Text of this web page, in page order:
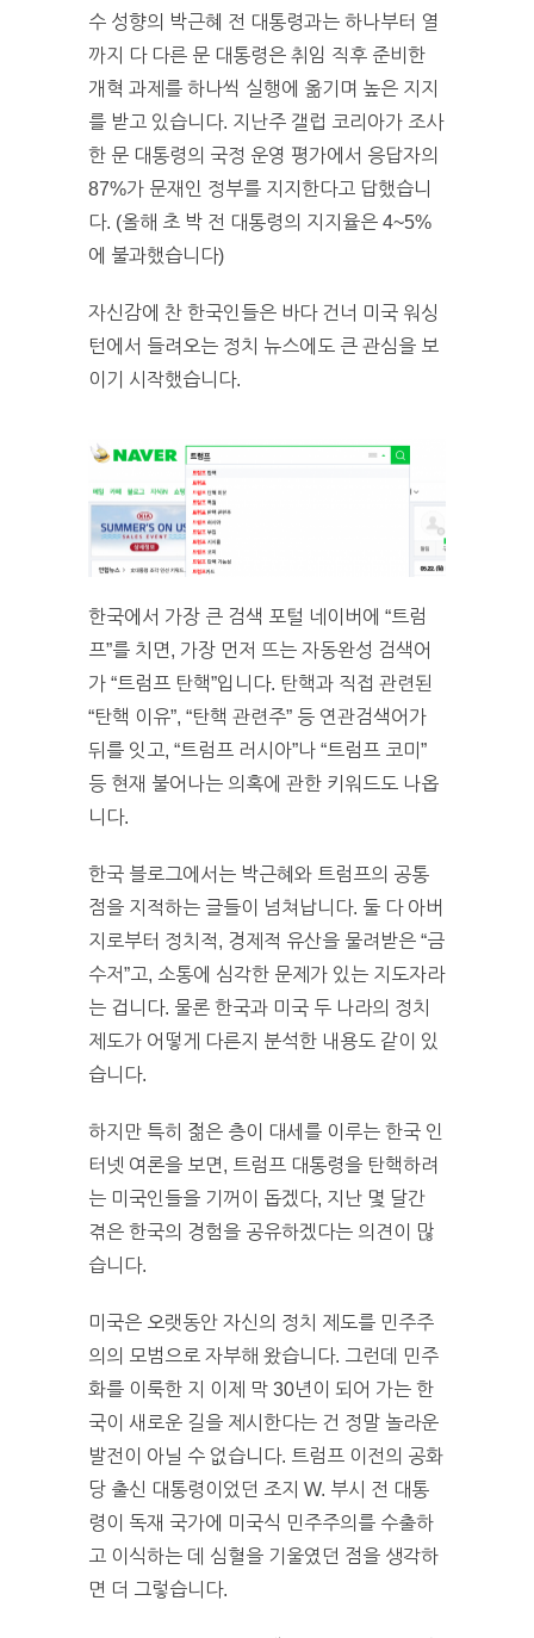
수 성향의 박근혜 전 대통령과는 하나부터 열
까지 다 다른 문 대통령은 취임 직후 준비한
개혁 과제를 하나씩 실행에 옮기며 높은 지지
를 받고 있습니다. 지난주 갤럽 코리아가 조사
한 문 대통령의 국정 운영 평가에서 응답자의
87%가 문재인 정부를 지지한다고 답했습니
다. (올해 초 박 전 대통령의 지지율은 4~5%
에 불과했습니다)
자신감에 찬 한국인들은 바다 건너 미국 워싱
턴에서 들려오는 정치 뉴스에도 큰 관심을 보
이기 시작했습니다.
한국에서 가장 큰 검색 포털 네이버에 “트럼
프”를 치면, 가장 먼저 뜨는 자동완성 검색어
가 “트럼프 탄핵”입니다. 탄핵과 직접 관련된
“탄핵 이유”, “탄핵 관련주” 등 연관검색어가
뒤를 잇고, “트럼프 러시아”나 “트럼프 코미”
등 현재 불어나는 의혹에 관한 키워드도 나옵
니다.
한국 블로그에서는 박근혜와 트럼프의 공통
점을 지적하는 글들이 넘쳐납니다. 둘 다 아버
지로부터 정치적, 경제적 유산을 물려받은 “금
수저”고, 소통에 심각한 문제가 있는 지도자라
는 겁니다. 물론 한국과 미국 두 나라의 정치
제도가 어떻게 다른지 분석한 내용도 같이 있
습니다.
하지만 특히 젊은 층이 대세를 이루는 한국 인
터넷 여론을 보면, 트럼프 대통령을 탄핵하려
는 미국인들을 기꺼이 돕겠다, 지난 몇 달간
겪은 한국의 경험을 공유하겠다는 의견이 많
습니다.
미국은 오랫동안 자신의 정치 제도를 민주주
의의 모범으로 자부해 왔습니다. 그런데 민주
화를 이룩한 지 이제 막 30년이 되어 가는 한
국이 새로운 길을 제시한다는 건 정말 놀라운
발전이 아닐 수 없습니다. 트럼프 이전의 공화
당 출신 대통령이었던 조지 W. 부시 전 대통
령이 독재 국가에 미국식 민주주의를 수출하
고 이식하는 데 심혈을 기울였던 점을 생각하
면 더 그렇습니다.